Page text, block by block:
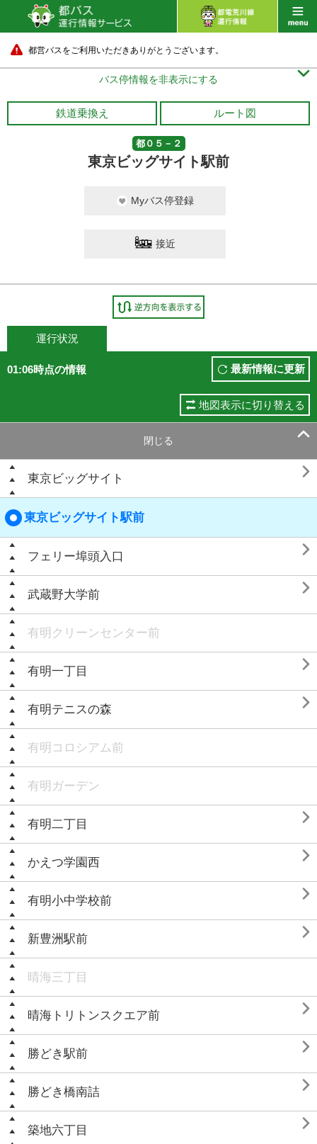
都営バスをご利用いただきありがとうございます。
バス停情報を非表示にする 
鉄道乗換え ルート図
都０５－２
東京ビッグサイト駅前
Myバス停登録
接近
運行状況
01:06時点の情報 最新情報に更新
地図表示に切り替える
閉じる 
東京ビッグサイト 
東京ビッグサイト駅前
フェリー埠頭入口 
武蔵野大学前 
有明クリーンセンター前
有明一丁目 
有明テニスの森 
有明コロシアム前
有明ガーデン
有明二丁目 
かえつ学園西 
有明小中学校前 
新豊洲駅前 
晴海三丁目
晴海トリトンスクエア前 
勝どき駅前 
勝どき橋南詰 
築地六丁目 